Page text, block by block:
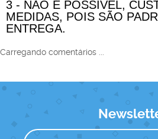
3 - NÃO É POSSIVEL,
MEDIDAS, POIS SÃO
ENTREGA.
Carregando comentários ...